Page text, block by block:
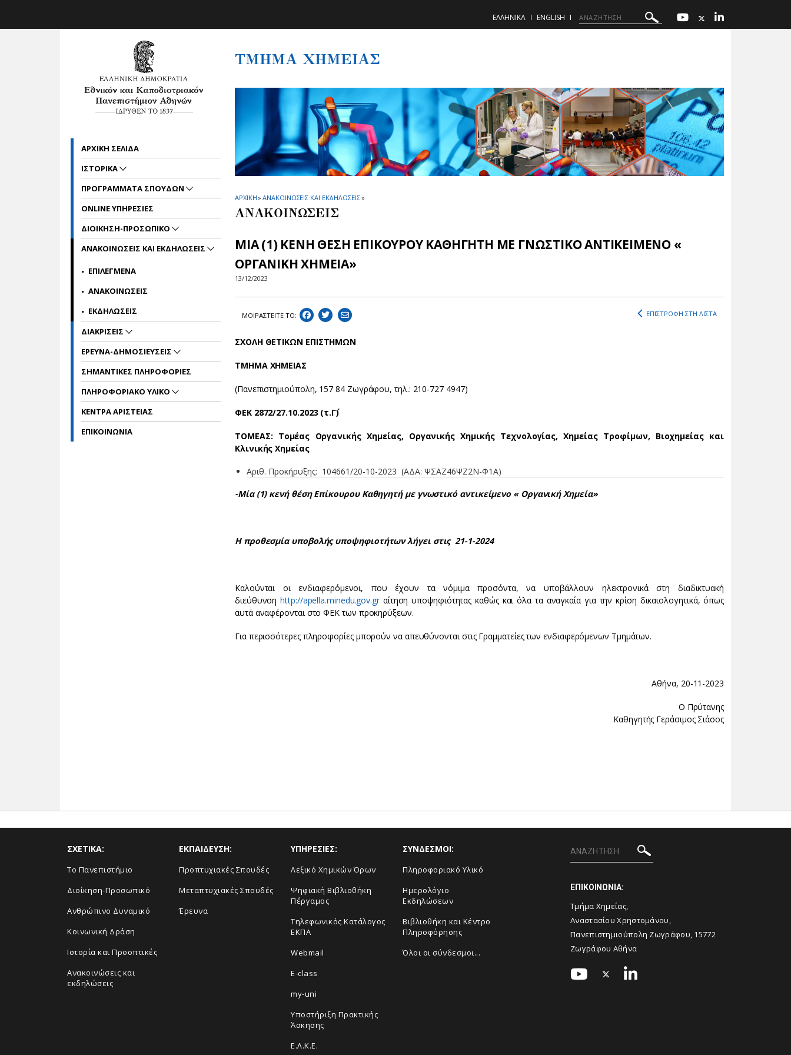
ΕΛΛΗΝΙΚΑ ENGLISH
ΤΜΗΜΑ ΧΗΜΕΙΑΣ
ΑΡΧΙΚΗ» ΑΝΑΚΟΙΝΩΣΕΙΣ ΚΑΙ ΕΚΔΗΛΩΣΕΙΣ»
ΑΝΑΚΟΙΝΩΣΕΙΣ
ΜΙΑ (1) ΚΕΝΗ ΘΕΣΗ ΕΠΙΚΟΥΡΟΥ ΚΑΘΗΓΗΤΗ ΜΕ ΓΝΩΣΤΙΚΟ ΑΝΤΙΚΕΙΜΕΝΟ «
ΟΡΓΑΝΙΚΗ ΧΗΜΕΙΑ»
13/12/2023
ΜΟΙΡΑΣΤEIΤΕ ΤΟ: ΕΠΙΣΤΡΟΦΗ ΣΤΗ ΛΙΣΤΑ
ΣΧΟΛΗ ΘΕΤΙΚΩΝ ΕΠΙΣΤΗΜΩΝ
ΤΜΗΜΑ ΧΗΜΕΙΑΣ
(Πανεπιστημιούπολη, 157 84 Ζωγράφου, τηλ.: 210-727 4947)
ΦEK 2872/27.10.2023 (τ.Γ΄)
ΤΟΜΕΑΣ: Τομέας Οργανικής Χημείας, Οργανικής Χημικής Τεχνολογίας, Χημείας Τροφίμων, Βιοχημείας και
Κλινικής Χημείας
Αριθ. Προκήρυξης: 104661/20-10-2023 (ΑΔΑ: ΨΣΑΖ46ΨΖ2Ν-Φ1Α)
-Μία (1) κενή θέση Επίκουρου Καθηγητή με γνωστικό αντικείμενο « Οργανική Χημεία»
Η προθεσμία υποβολής υποψηφιοτήτων λήγει στις 21-1-2024
Καλούνται οι ενδιαφερόμενοι, που έχουν τα νόμιμα προσόντα, να υποβάλλουν ηλεκτρονικά στη διαδικτυακή
διεύθυνσηhttp://apella.minedu.gov.gr αίτηση υποψηφιότητας καθώς και όλα τα αναγκαία για την κρίση δικαιολογητικά, όπως
αυτά αναφέρονται στο ΦΕΚ των προκηρύξεων.
Για περισσότερες πληροφορίες μπορούν να απευθύνονται στις Γραμματείες των ενδιαφερόμενων Τμημάτων.
Αθήνα, 20-11-2023
Ο Πρύτανης
Καθηγητής Γεράσιμος Σιάσος
ΑΡΧΙΚΗ ΣΕΛΙΔΑ
ΙΣΤΟΡΙΚΑ
ΠΡΟΓΡΑΜΜΑΤΑ ΣΠΟΥΔΩΝ
ONLINE ΥΠΗΡΕΣΙΕΣ
ΔΙΟΙΚΗΣΗ-ΠΡΟΣΩΠΙΚΟ
ΑΝΑΚΟΙΝΩΣΕΙΣ ΚΑΙ ΕΚΔΗΛΩΣΕΙΣ
ΕΠΙΛΕΓΜΕΝΑ
ΑΝΑΚΟΙΝΩΣΕΙΣ
ΕΚΔΗΛΩΣΕΙΣ
ΔΙΑΚΡΙΣΕΙΣ
ΕΡΕΥΝΑ-ΔΗΜΟΣΙΕΥΣΕΙΣ
ΣΗΜΑΝΤΙΚΕΣ ΠΛΗΡΟΦΟΡΙΕΣ
ΠΛΗΡΟΦΟΡΙΑΚΟ ΥΛΙΚΟ
ΚΕΝΤΡΑ ΑΡΙΣΤΕΙΑΣ
ΕΠΙΚΟΙΝΩΝΙΑ
ΣΧΕΤΙΚΑ:
Το Πανεπιστήμιο
Διοίκηση-Προσωπικό
Ανθρώπινο Δυναμικό
Κοινωνική Δράση
Ιστορία και Προοπτικές
Ανακοινώσεις και
εκδηλώσεις
ΕΚΠΑΙΔΕΥΣΗ:
Προπτυχιακές Σπουδές
Μεταπτυχιακές Σπουδές
Έρευνα
ΥΠΗΡΕΣΙΕΣ:
Λεξικό Χημικών Όρων
Ψηφιακή Βιβλιοθήκη
Πέργαμος
Τηλεφωνικός Κατάλογος
ΕΚΠΑ
Webmail
E-class
my-uni
Υποστήριξη Πρακτικής
Άσκησης
Ε.Λ.Κ.Ε.
ΣΥΝΔΕΣΜΟΙ:
Πληροφοριακό Υλικό
Ημερολόγιο
Εκδηλώσεων
Βιβλιοθήκη και Κέντρο
Πληροφόρησης
Όλοι οι σύνδεσμοι...
ΕΠΙΚΟΙΝΩΝΙΑ:
Τμήμα Χημείας,
Αναστασίου Χρηστομάνου,
Πανεπιστημιούπολη Ζωγράφου, 15772
Ζωγράφου Αθήνα